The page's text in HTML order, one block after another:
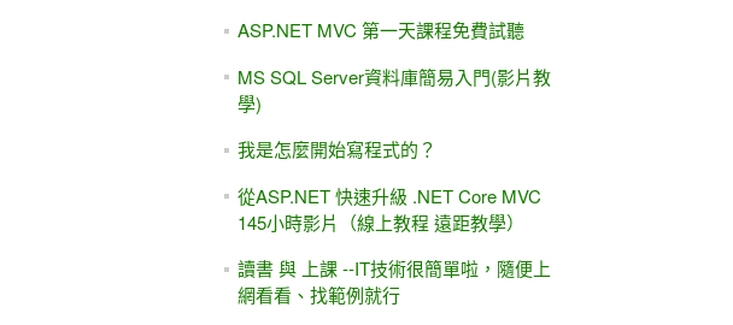
ASP.NET MVC 第一天課程免費試聽
MS SQL Server資料庫簡易入門(影片教
學)
我是怎麼開始寫程式的？
從ASP.NET 快速升級 .NET Core MVC
145小時影片（線上教程 遠距教學）
讀書 與 上課 --IT技術很簡單啦，隨便上
網看看、找範例就行